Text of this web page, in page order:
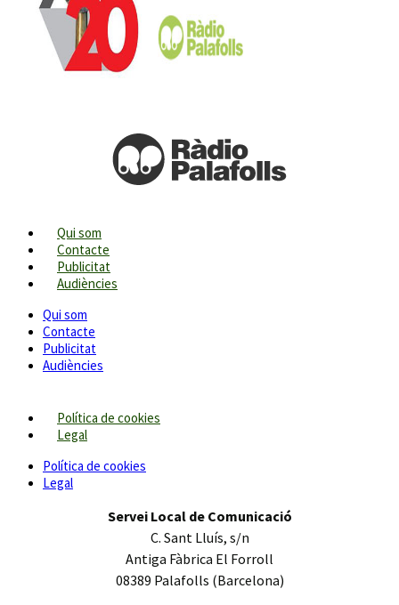
Qui som
Contacte
Publicitat
Audiències
Qui som
Contacte
Publicitat
Audiències
Política de cookies
Legal
Política de cookies
Legal
Servei Local de Comunicació
C. Sant Lluís, s/n
Antiga Fàbrica El Forroll
08389 Palafolls (Barcelona)